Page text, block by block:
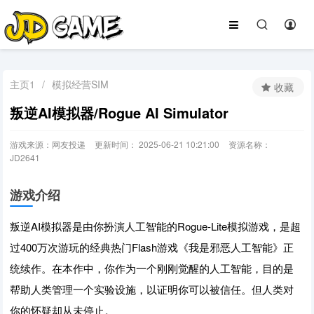
主页1 / 模拟经营SIM
叛逆AI模拟器/Rogue AI Simulator
游戏来源：网友投递 更新时间： 2025-06-21 10:21:00
资源名称：
JD2641
收藏
游戏介绍
叛逆AI模拟器是由你扮演人工智能的Rogue-Lite模拟游戏，是超
过400万次游玩的经典热门Flash游戏《我是邪恶人工智能》正
统续作。在本作中，你作为一个刚刚觉醒的人工智能，目的是
帮助人类管理一个实验设施，以证明你可以被信任。但人类对
你的怀疑却从未停止。